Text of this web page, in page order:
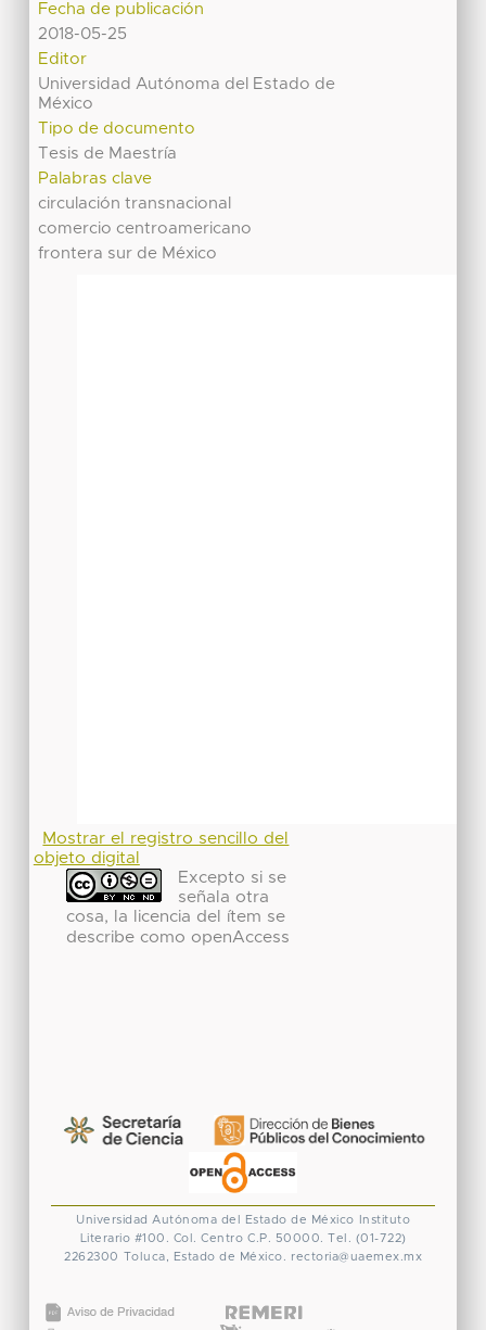
Fecha de publicación
2018-05-25
Editor
Universidad Autónoma del Estado de
México
Tipo de documento
Tesis de Maestría
Palabras clave
circulación transnacional
comercio centroamericano
frontera sur de México
Mostrar el registro sencillo del
objeto digital
Excepto si se
señala otra
cosa, la licencia del ítem se
describe como openAccess
Universidad Autónoma del Estado de México
Instituto
Literario #100. Col. Centro C.P. 50000. Tel. (01-722)
2262300 Toluca, Estado de México. rectoria@uaemex.mx